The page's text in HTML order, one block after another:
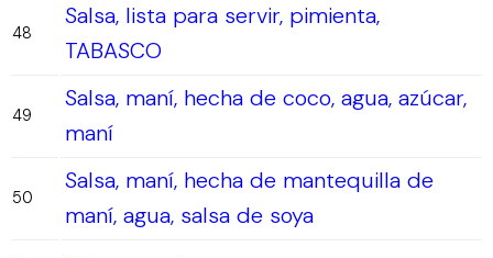
48
Salsa, lista para servir, pimienta,
TABASCO
49
Salsa, maní, hecha de coco, agua, azúcar,
maní
50
Salsa, maní, hecha de mantequilla de
maní, agua, salsa de soya